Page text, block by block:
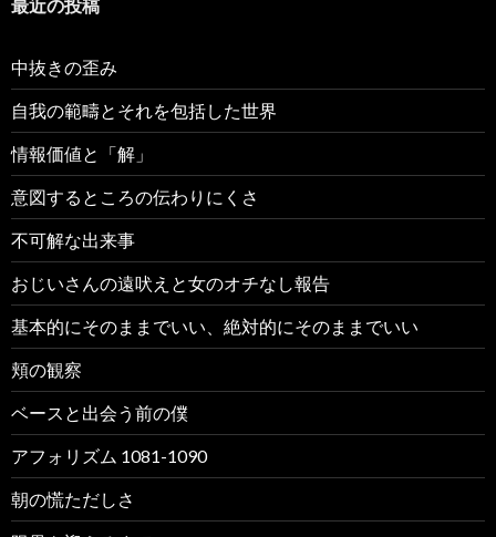
最近の投稿
中抜きの歪み
自我の範疇とそれを包括した世界
情報価値と「解」
意図するところの伝わりにくさ
不可解な出来事
おじいさんの遠吠えと女のオチなし報告
基本的にそのままでいい、絶対的にそのままでいい
頬の観察
ベースと出会う前の僕
アフォリズム 1081-1090
朝の慌ただしさ